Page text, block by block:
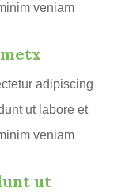
veniam
adipiscing
ut labore et
veniam
ut